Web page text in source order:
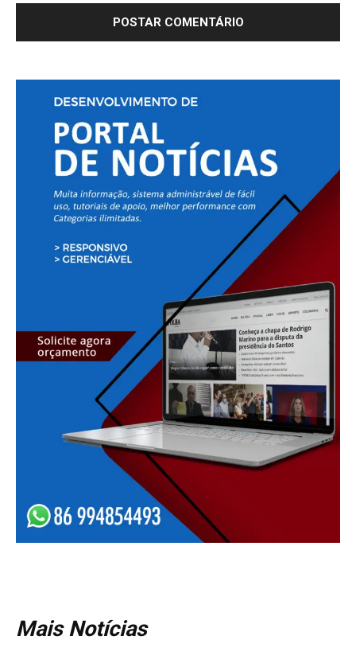
Mais Notícias